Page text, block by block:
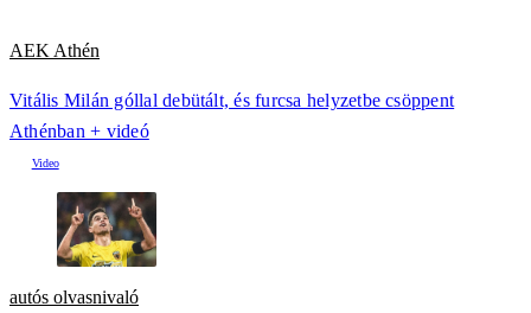
AEK Athén
Vitális Milán góllal debütált, és furcsa helyzetbe csöppent
Athénban + videó
autós olvasnivaló